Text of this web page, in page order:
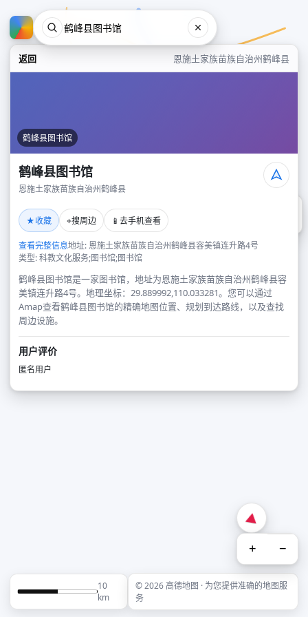
返回 恩施土家族苗族自治州鹤峰县
鹤峰县图书馆
鹤峰县图书馆
恩施土家族苗族自治州鹤峰县
★收藏 ⌖搜周边 📱 去手机查看
查看完整信息地址: 恩施土家族苗族自治州鹤峰县容美镇连升路4号
类型: 科教文化服务;图书馆;图书馆
鹤峰县图书馆是一家图书馆，地址为恩施土家族苗族自治州鹤峰县容
美镇连升路4号。地理坐标：29.889992,110.033281。您可以通过
Amap查看鹤峰县图书馆的精确地图位置、规划到达路线，以及查找
周边设施。
用户评价
匿名用户
+ −
10
km
© 2026 高德地图 · 为您提供准确的地图服
务